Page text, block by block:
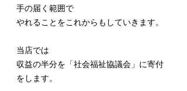
手の届く範囲で
やれることをこれからもしていきます。
当店では
収益の半分を「社会福祉協議会」に寄付
をします。